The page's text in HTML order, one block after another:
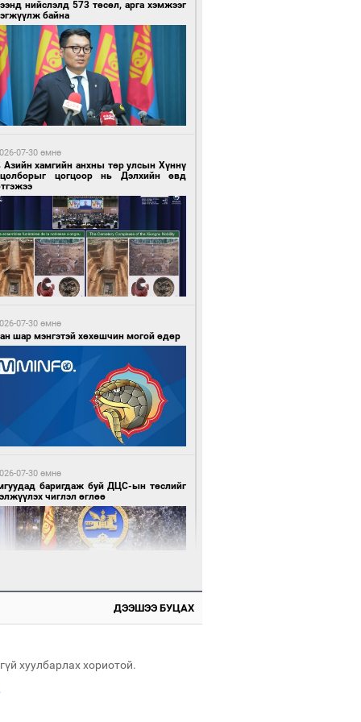
цагийн өмнө өмнө
Улс “COP17”-д “Тал хээрийн
гөө танилцуулна
цагийн өмнө өмнө
төрлийн эмийг нэг эх үүсвэрээс
авах журмыг баталлаа
шатанд хэмнэлтийн горимд шилжиж,
наадам, зөвлөгөөн, гадаад
хориглолоо
ч Монгол Улс өр төлсөөр байна
нийслэлд 573 төсөл, арга хэмжээг
байна
07-30 өмнө
Азийн хамгийн анхны төр улсын Хүннү
цогцоор нь Дэлхийн өвд
07-30 өмнө
шар мэнгэтэй хөхөшчин могой өдөр
07-30 өмнө
баригдаж буй ДЦС-ын төслийг
чиглэл өглөө
ДЭЭШЭЭ БУЦАХ
хуулбарлах хориотой.